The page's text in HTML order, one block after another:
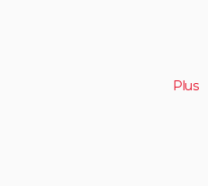
Plus